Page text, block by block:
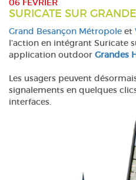
06 FÉVRIER
SURICATE SUR
Grand Besançon Métropole et
l’action en intégrant Suricate
application outdoor Grandes
Les usagers peuvent
signalements en quelques
interfaces.